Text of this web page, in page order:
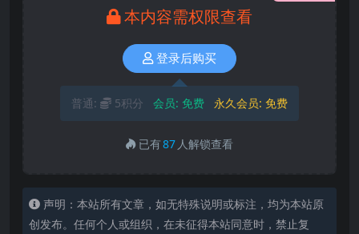
本内容需权限查看
登录后购买
普通: 5积分 会员: 免费 永久会员: 免费
已有87 人解锁查看
声明：本站所有文章，如无特殊说明或标注，均为本站原
创发布。任何个人或组织，在未征得本站同意时，禁止复